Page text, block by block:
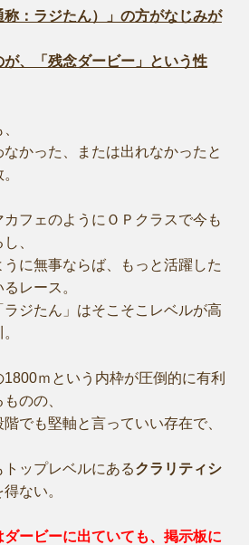
称：ラジたん）」の方がなじみが
、「残念ダービー」という性
かった、または出れなかったと
フェのようにＯＰクラスで今も
、
に無事ならば、もっと活躍した
レース。
ジたん」はそこそこレベルが高
ｍという内枠が圧倒的に有利
のの、
でも堅軸と言っていい存在で、
ップレベルにあるクラリティシ
ない。
ダービーに出ていても、掲示板に